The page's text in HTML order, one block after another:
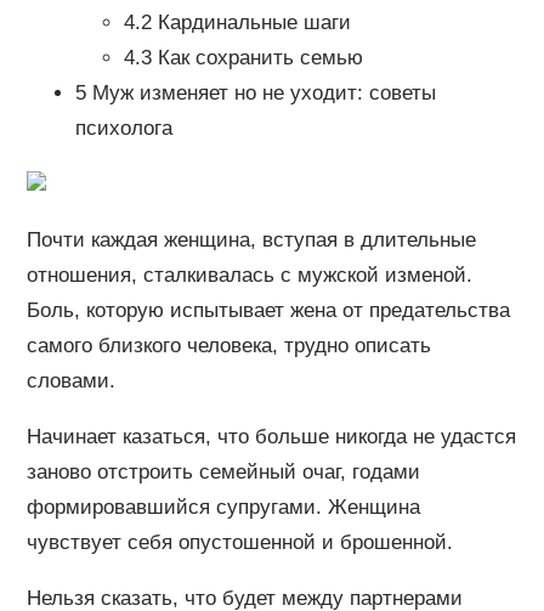
4.2 Кардинальные шаги
4.3 Как сохранить семью
5 Муж изменяет но не уходит: советы
психолога
Почти каждая женщина, вступая в длительные
отношения, сталкивалась с мужской изменой.
Боль, которую испытывает жена от предательства
самого близкого человека, трудно описать
словами.
Начинает казаться, что больше никогда не удастся
заново отстроить семейный очаг, годами
формировавшийся супругами. Женщина
чувствует себя опустошенной и брошенной.
Нельзя сказать, что будет между партнерами